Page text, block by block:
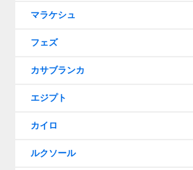
マラケシュ
フェズ
カサブランカ
エジプト
カイロ
ルクソール